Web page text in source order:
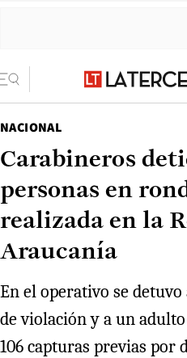
NACIONAL
Carabineros
personas en
realizada en la
Araucanía
En el operativo se
de violación y a un
106 capturas previas por